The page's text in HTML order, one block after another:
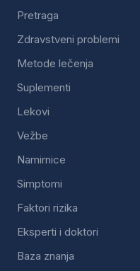
Pretraga
Zdravstveni problemi
Metode lečenja
Suplementi
Lekovi
Vežbe
Namirnice
Simptomi
Faktori rizika
Eksperti i doktori
Baza znanja